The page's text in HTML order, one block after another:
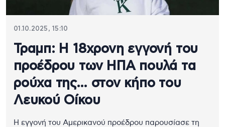
01.10.2025, 15:10
Τραμπ: Η 18χρονη εγγονή του
προέδρου των ΗΠΑ πουλά τα
ρούχα της… στον κήπο του
Λευκού Οίκου
Η εγγονή του Αμερικανού προέδρου παρουσίασε τη